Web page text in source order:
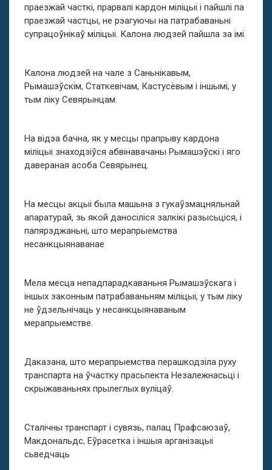
праезжай часткі, прарвалі кардон міліцыі і пайшлі па
праезжай частцы, не рэагуючы на патрабаваньні
супрацоўнікаў міліцыі. Калона людзей пайшла за імі.
Калона людзей на чале з Саньнікавым,
Рымашэўскім, Статкевічам, Кастусёвым і іншымі, у
тым ліку Севярынцам.
На відэа бачна, як у месцы прапрыву кардона
міліцыі знаходзіўся абвінавачаны Рымашэўскі і яго
давераная асоба Севярынец.
На месцы акцыі была машына з гукаўзмацняльнай
апаратурай, зь якой даносіліся залкікі разысьціся, і
папярэджаньні, што мерапрыемства
несанкцыянаванае
Мела месца непадпарадкаваньня Рымашэўскага і
іншых законным патрабаваньням міліцыі, у тым ліку
не ўдзельнічаць у несанкцыянаваным
мерапрыемстве.
Даказана, што мерапрыемства перашкодзіла руху
транспарта на ўчастку прасьпекта Незалежнасьці і
скрыжаваньнях прылеглых вуліцаў.
Сталічны транспарт і сувязь, палац Прафсаюзаў,
Макдональдс, Еўрасетка і іншыя арганізацыі
сьведчаць